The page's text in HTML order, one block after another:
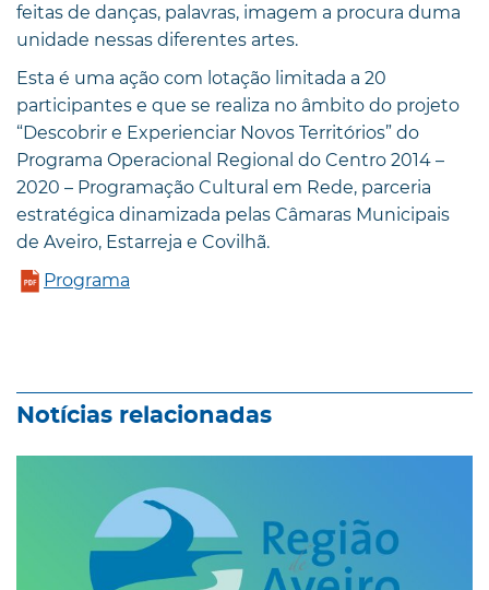
feitas de danças, palavras, imagem a procura duma
unidade nessas diferentes artes.
Esta é uma ação com lotação limitada a 20
participantes e que se realiza no âmbito do projeto
“Descobrir e Experienciar Novos Territórios” do
Programa Operacional Regional do Centro 2014 –
2020 – Programação Cultural em Rede, parceria
estratégica dinamizada pelas Câmaras Municipais
de Aveiro, Estarreja e Covilhã.
Programa
Notícias relacionadas